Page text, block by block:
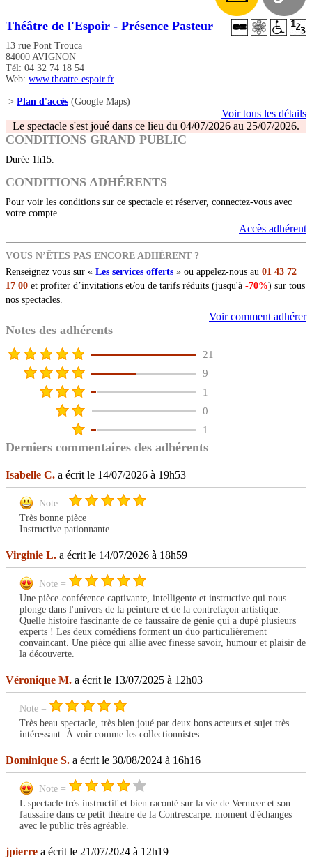
Théâtre de l'Espoir - Présence Pasteur
13 rue Pont Trouca
84000 AVIGNON
Tél: 04 32 74 18 54
Web: www.theatre-espoir.fr
> Plan d'accès (Google Maps)
Voir tous les détails
Le spectacle s'est joué dans ce lieu du 04/07/2026 au 25/07/2026.
CONDITIONS GRAND PUBLIC
Durée 1h15.
CONDITIONS ADHÉRENTS
Pour voir les conditions sur ce spectacle et réserver, connectez-vous avec
votre compte.
Accès adhérent
VOUS N’ÊTES PAS ENCORE ADHÉRENT ?
Renseignez vous sur « Les services offerts » ou appelez-nous au 01 43 72
17 00 et profiter d’invitations et/ou de tarifs réduits (jusqu'à -70%) sur tous
nos spectacles.
Voir comment adhérer
Notes des adhérents
21
9
1
0
1
Derniers commentaires des adhérents
Isabelle C. a écrit le 14/07/2026 à 19h53
Note =
Très bonne pièce
Instructive pationnante
Virginie L. a écrit le 14/07/2026 à 18h59
Note =
Une pièce-conférence captivante, intelligente et instructive qui nous
plonge dans l'univers de la peinture et de la contrefaçon artistique.
Quelle histoire fascinante de ce faussaire de génie qui a dupé plusieurs
experts ! Les deux comédiens forment un duo particulièrement
convaincant. Une pièce qui allie avec finesse savoir, humour et plaisir de
la découverte.
Véronique M. a écrit le 13/07/2025 à 12h03
Note =
Très beau spectacle, très bien joué par deux bons acteurs et sujet très
intéressant. À voir comme les collectionnistes.
Dominique S. a écrit le 30/08/2024 à 16h16
Note =
L spectacle très instructif et bien raconté sur la vie de Vermeer et son
faussaire dans ce petit théatre de la Contrescarpe. moment d'échanges
avec le public très agréable.
jpierre a écrit le 21/07/2024 à 12h19